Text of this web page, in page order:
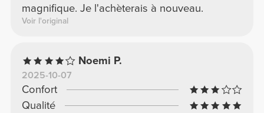
magnifique. Je l'achèterais à nouveau.
Voir l'original
Noemi P.
2025-10-07
Confort
Qualité